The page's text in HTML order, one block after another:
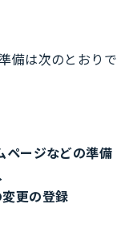
備は次のとおりで
ページなどの準備
更の登録